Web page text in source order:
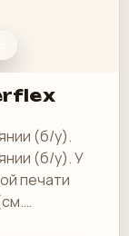
(б/у).
(б/у). У
печати